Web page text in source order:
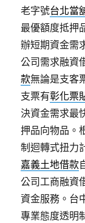
老字號台北當
最優額度抵押
辦短期資金需
公司需求融資
款無論是支客
支票有彰化票
決資金需求最
押品向物品。
制迴轉式扭力
嘉義土地借款
公司工商融資
資金服務。台
專業態度透明